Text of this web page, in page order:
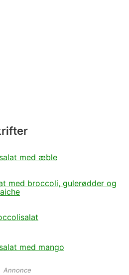
med æble
med broccoli, gulerødder og
med mango
Annonce